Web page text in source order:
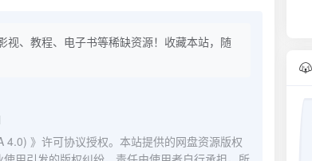
视、教程、电子书等稀缺资源！收藏本站，随
4.0) 》许可协议授权。本站提供的网盘资源版权